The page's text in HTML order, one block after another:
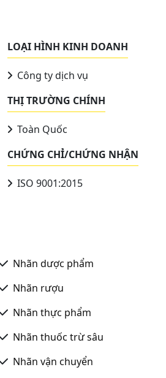
LOẠI HÌNH KINH DOANH
Công ty dịch vụ
THỊ TRƯỜNG CHÍNH
Toàn Quốc
CHỨNG CHỈ/CHỨNG NHẬN
ISO 9001:2015
Nhãn dược phẩm
Nhãn rượu
Nhãn thực phẩm
Nhãn thuốc trừ sâu
Nhãn vận chuyển